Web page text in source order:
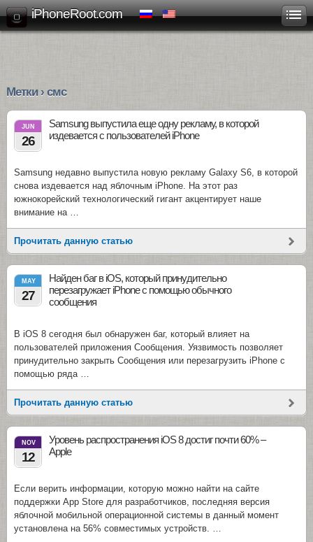
iPhoneRoot.com
Метки › смс
JUN
26
Samsung выпустила еще одну рекламу, в которой
издевается с пользователей iPhone
Samsung недавно выпустила новую рекламу Galaxy S6, в которой
снова издевается над яблочным iPhone. На этот раз
южнокорейский технологический гигант акцентирует наше
внимание на …
Прочитать данную статью
MAY
27
Найден баг в iOS, который принудительно
перезагружает iPhone с помощью обычного
сообщения
В iOS 8 сегодня был обнаружен баг, который влияет на
пользователей приложения Сообщения. Уязвимость позволяет
принудительно закрыть Сообщения или перезагрузить iPhone с
помощью ряда …
Прочитать данную статью
NOV
12
Уровень распространения iOS 8 достиг почти 60% –
Apple
Если верить информации, которую можно найти на сайте
поддержки App Store для разработчиков, последняя версия
яблочной мобильной операционной системы в данный момент
установлена на 56% совместимых устройств. …